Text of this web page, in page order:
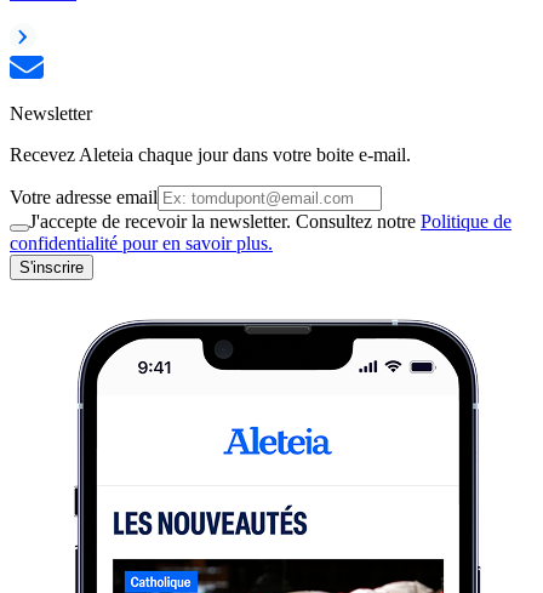
Newsletter
Recevez Aleteia chaque jour dans votre boite e-mail.
Votre adresse email
J'accepte de recevoir la newsletter. Consultez notre Politique de
confidentialité pour en savoir plus.
S'inscrire